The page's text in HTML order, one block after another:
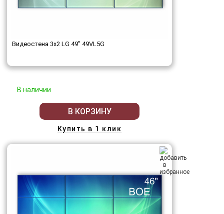
Видеостена 3x2 LG 49" 49VL5G
В наличии
В КОРЗИНУ
Купить в 1 клик